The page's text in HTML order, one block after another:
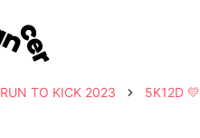
RUN TO KICK 2023 5K12D 💛